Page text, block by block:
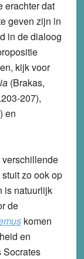
erachter dat
geven zijn in
in de dialoog
kijk voor
(Brakas,
207),
en
zo ook op
is natuurlijk
de
komen
en
Socrates